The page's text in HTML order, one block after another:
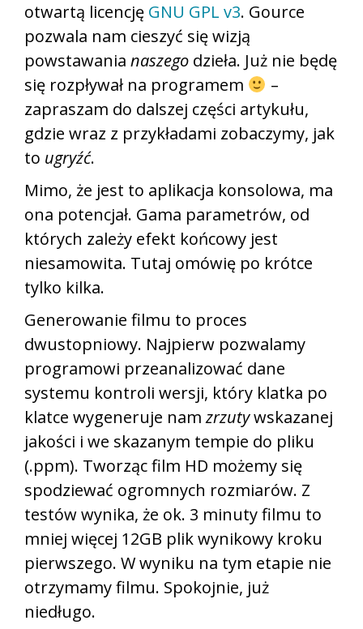
otwartą licencję GNU GPL v3. Gource
pozwala nam cieszyć się wizją
powstawania naszego dzieła. Już nie będę
się rozpływał na programem
–
zapraszam do dalszej części artykułu,
gdzie wraz z przykładami zobaczymy, jak
to ugryźć.
Mimo, że jest to aplikacja konsolowa, ma
ona potencjał. Gama parametrów, od
których zależy efekt końcowy jest
niesamowita. Tutaj omówię po krótce
tylko kilka.
Generowanie filmu to proces
dwustopniowy. Najpierw pozwalamy
programowi przeanalizować dane
systemu kontroli wersji, który klatka po
klatce wygeneruje namzrzutywskazanej
jakości i we skazanym tempie do pliku
(.ppm). Tworząc film HD możemy się
spodziewać ogromnych rozmiarów. Z
testów wynika, że ok. 3 minuty filmu to
mniej więcej 12GB plik wynikowy kroku
pierwszego. W wyniku na tym etapie nie
otrzymamy filmu. Spokojnie, już
niedługo.